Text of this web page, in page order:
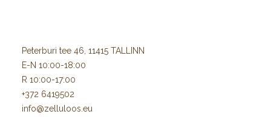
Peterburi tee 46, 11415 TALLINN
E-N 10:00-18:00
R 10:00-17:00
+372 6419502
info@zelluloos.eu